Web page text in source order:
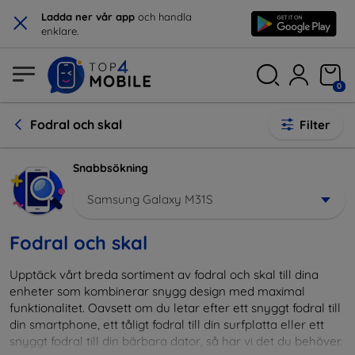
× Ladda ner vår app och handla
enklare.
0
Fodral och skal Filter
Snabbsökning
Samsung Galaxy M31S
Fodral och skal
Upptäck vårt breda sortiment av fodral och skal till dina
enheter som kombinerar snygg design med maximal
funktionalitet. Oavsett om du letar efter ett snyggt fodral till
din smartphone, ett tåligt fodral till din surfplatta eller ett
snyggt fodral till din bärbara dator, så har vi det du behöver.